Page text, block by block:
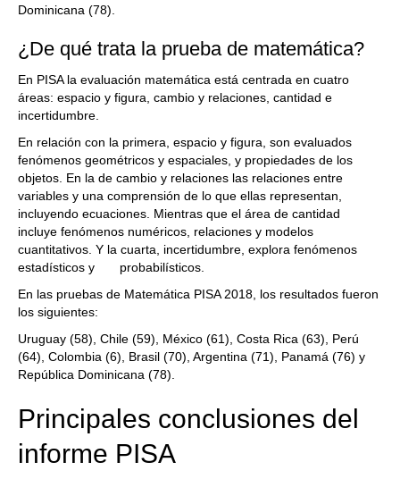
Dominicana (78).
¿De qué trata la prueba de matemática?
En PISA la evaluación matemática está centrada en cuatro
áreas: espacio y figura, cambio y relaciones, cantidad e
incertidumbre.
En relación con la primera, espacio y figura, son evaluados
fenómenos geométricos y espaciales, y propiedades de los
objetos. En la de cambio y relaciones las relaciones entre
variables y una comprensión de lo que ellas representan,
incluyendo ecuaciones. Mientras que el área de cantidad
incluye fenómenos numéricos, relaciones y modelos
cuantitativos. Y la cuarta, incertidumbre, explora fenómenos
estadísticos y probabilísticos.
En las pruebas de Matemática PISA 2018, los resultados fueron
los siguientes:
Uruguay (58), Chile (59), México (61), Costa Rica (63), Perú
(64), Colombia (6), Brasil (70), Argentina (71), Panamá (76) y
República Dominicana (78).
Principales conclusiones del
informe PISA